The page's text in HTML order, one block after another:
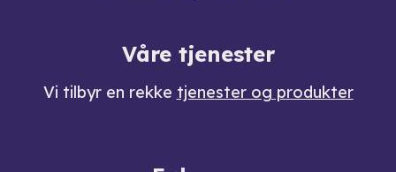
Våre tjenester
Vi tilbyr en rekke tjenester og produkter